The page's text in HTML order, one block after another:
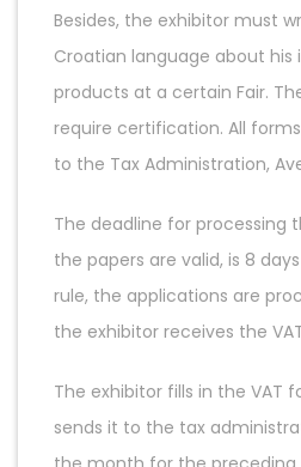
Besides, the exhibitor must
Croatian language about his
products at a certain Fair.
require certification. All
to the Tax Administration,
The deadline for processing
the papers are valid, is 8
rule, the applications are
the exhibitor receives the
The exhibitor fills in the VAT
sends it to the tax